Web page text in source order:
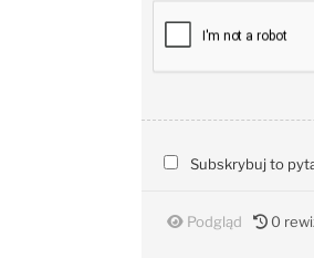
Subskrybuj to
Podgląd 0